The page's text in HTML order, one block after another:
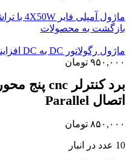
ماژول آمپلی فایر 4X50W با تراشه TDA7850
بازگشت به محصولات
ماژول رگولاتور DC به DC افزاینده 30 آمپر 1500 وات
۹۵۰,۰۰۰ تومان
اتصال Parallel
۸۵۰,۰۰۰ تومان
10 عدد در انبار